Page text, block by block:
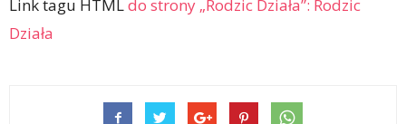
Link tagu HTMLdo strony „Rodzic Działa”: Rodzic
Działa